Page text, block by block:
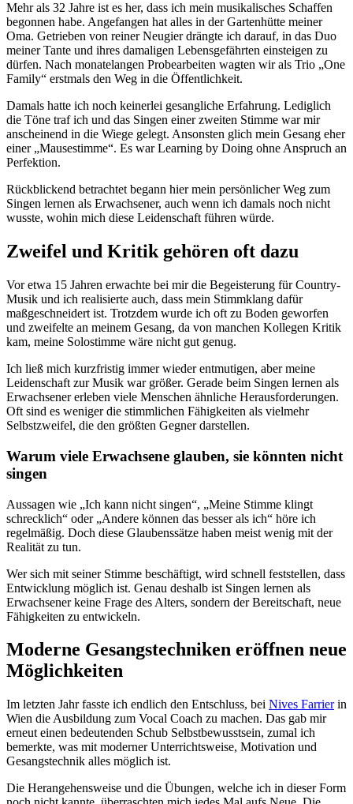
Mehr als 32 Jahre ist es her, dass ich mein musikalisches Schaffen
begonnen habe. Angefangen hat alles in der Gartenhütte meiner
Oma. Getrieben von reiner Neugier drängte ich darauf, in das Duo
meiner Tante und ihres damaligen Lebensgefährten einsteigen zu
dürfen. Nach monatelangen Probearbeiten wagten wir als Trio „One
Family“ erstmals den Weg in die Öffentlichkeit.
Damals hatte ich noch keinerlei gesangliche Erfahrung. Lediglich
die Töne traf ich und das Singen einer zweiten Stimme war mir
anscheinend in die Wiege gelegt. Ansonsten glich mein Gesang eher
einer „Mausestimme“. Es war Learning by Doing ohne Anspruch an
Perfektion.
Rückblickend betrachtet begann hier mein persönlicher Weg zum
Singen lernen als Erwachsener, auch wenn ich damals noch nicht
wusste, wohin mich diese Leidenschaft führen würde.
Zweifel und Kritik gehören oft dazu
Vor etwa 15 Jahren erwachte bei mir die Begeisterung für Country-
Musik und ich realisierte auch, dass mein Stimmklang dafür
maßgeschneidert ist. Trotzdem wurde ich oft zu Boden geworfen
und zweifelte an meinem Gesang, da von manchen Kollegen Kritik
kam, meine Solostimme wäre nicht gut genug.
Ich ließ mich kurzfristig immer wieder entmutigen, aber meine
Leidenschaft zur Musik war größer. Gerade beim Singen lernen als
Erwachsener erleben viele Menschen ähnliche Herausforderungen.
Oft sind es weniger die stimmlichen Fähigkeiten als vielmehr
Selbstzweifel, die den größten Gegner darstellen.
Warum viele Erwachsene glauben, sie könnten nicht
singen
Aussagen wie „Ich kann nicht singen“, „Meine Stimme klingt
schrecklich“ oder „Andere können das besser als ich“ höre ich
regelmäßig. Doch diese Glaubenssätze haben meist wenig mit der
Realität zu tun.
Wer sich mit seiner Stimme beschäftigt, wird schnell feststellen, dass
Entwicklung möglich ist. Genau deshalb ist Singen lernen als
Erwachsener keine Frage des Alters, sondern der Bereitschaft, neue
Fähigkeiten zu entwickeln.
Moderne Gesangstechniken eröffnen neue
Möglichkeiten
Im letzten Jahr fasste ich endlich den Entschluss, bei Nives Farrierin
Wien die Ausbildung zum Vocal Coach zu machen. Das gab mir
erneut einen bedeutenden Schub Selbstbewusstsein, zumal ich
bemerkte, was mit moderner Unterrichtsweise, Motivation und
Gesangstechnik alles möglich ist.
Die Herangehensweise und die Übungen, welche ich in dieser Form